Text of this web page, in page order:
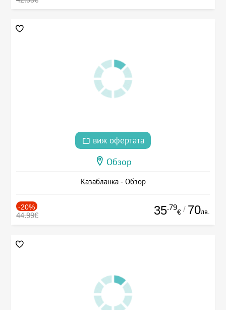
виж офертата
Обзор
Казабланка - Обзор
-20%
44.99€ 35.79
€ / 70лв.